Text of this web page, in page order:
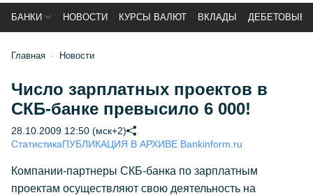
БАНКИ НОВОСТИ КУРСЫ ВАЛЮТ ВКЛАДЫ ДЕБЕТОВЫЕ
Главная Новости
Число зарплатных проектов в
СКБ-банке превысило 6 000!
28.10.2009 12:50 (мск+2)
СтатистикаПУБЛИКАЦИЯ В АРХИВЕ Bankinform.ru
Компании-партнеры СКБ-банка по зарплатным
проектам осуществляют свою деятельность на